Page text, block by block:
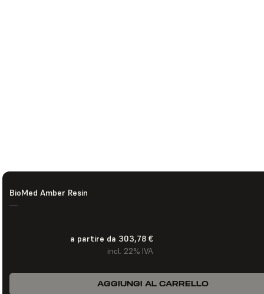
BioMed Amber Resin
—
a partire da 303,78 €
incl. 22% IVA
AGGIUNGI AL CARRELLO